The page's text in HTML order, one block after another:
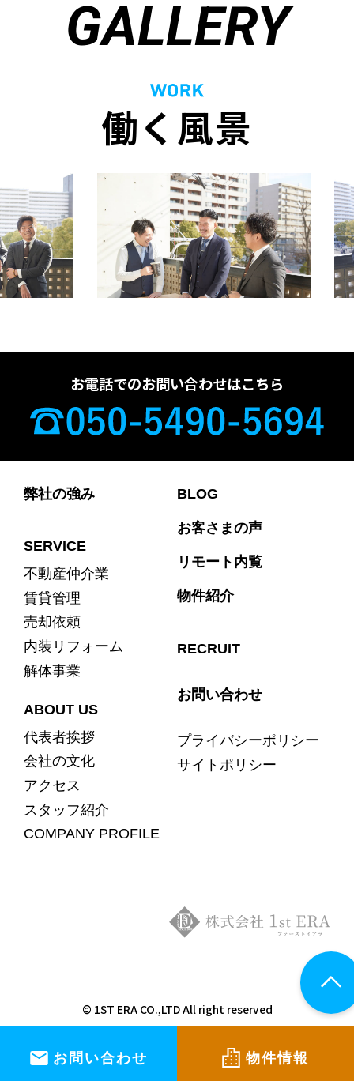
お問い合わせ 物件情報
GALLERY
働く風景
お電話でのお問い合わせはこちら
弊社の強み
SERVICE
不動産仲介業
賃貸管理
売却依頼
内装リフォーム
解体事業
ABOUT US
代表者挨拶
会社の文化
アクセス
スタッフ紹介
COMPANY PROFILE
BLOG
お客さまの声
リモート内覧
物件紹介
RECRUIT
お問い合わせ
プライバシーポリシー
サイトポリシー
© 1ST ERA CO.,LTD All right reserved